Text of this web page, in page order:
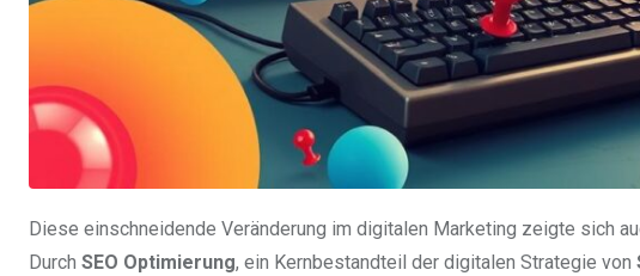
Diese einschneidende Veränderung im digitalen Marketing zeigte sich
Durch SEO Optimierung, ein Kernbestandteil der digitalen Strategie von